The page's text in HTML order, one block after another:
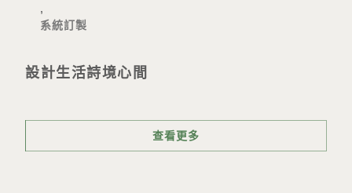
,
系統訂製
設計生活詩境心間
查看更多